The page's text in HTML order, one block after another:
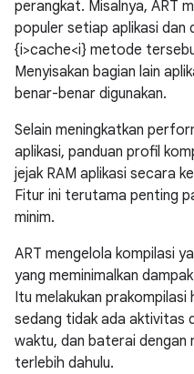
perangkat. Misalnya, ART
populer setiap aplikasi dan
{i>cache<i} metode
Menyisakan bagian lain
benar-benar digunakan.
Selain meningkatkan
aplikasi, panduan profil
jejak RAM aplikasi secara
Fitur ini terutama penting
minim.
ART mengelola kompilasi
yang meminimalkan
Itu melakukan
sedang tidak ada aktivitas
waktu, dan baterai dengan
terlebih dahulu.